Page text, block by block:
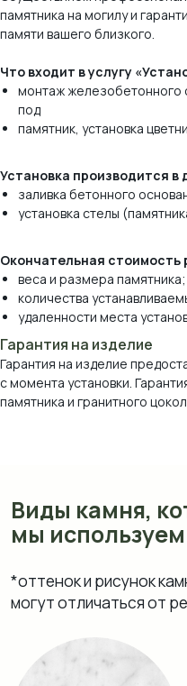
памятника на могилу и
памяти вашего близкого.
Что входит в услугу
монтаж железобетонного
под
памятник, установка
Установка производится в
заливка бетонного
установка стелы
Окончательная стоимость
веса и размера памятника;
количества
удаленности места
Гарантия на изделие
Гарантия на изделие
с момента установки.
памятника и гранитного
мы используем
Возрождение
Мрамор Коелга
*оттенок и рисунок камня на